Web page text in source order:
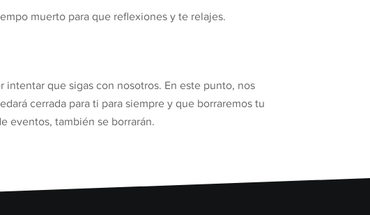
muerto para que reflexiones y te relajes.
que sigas con nosotros. En este punto, nos
cerrada para ti para siempre y que borraremos tu
eventos, también se borrarán.